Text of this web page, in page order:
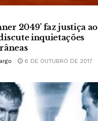
2049’ faz justiça ao
inquietações
6 DE OUTUBRO DE 2017